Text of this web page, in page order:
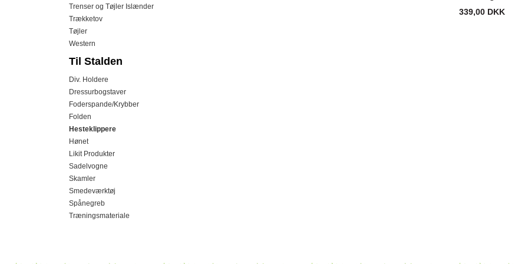
Trenser og Tøjler Islænder
Trækketov
Tøjler
Western
Til Stalden
Div. Holdere
Dressurbogstaver
Foderspande/Krybber
Folden
Hesteklippere
Hønet
Likit Produkter
Sadelvogne
Skamler
Smedeværktøj
Spånegreb
Træningsmateriale
339,00 DKK